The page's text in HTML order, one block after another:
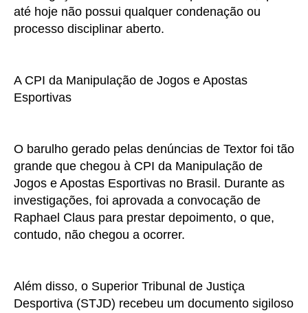
até hoje não possui qualquer condenação ou
processo disciplinar aberto.
A CPI da Manipulação de Jogos e Apostas
Esportivas
O barulho gerado pelas denúncias de Textor foi tão
grande que chegou à CPI da Manipulação de
Jogos e Apostas Esportivas no Brasil. Durante as
investigações, foi aprovada a convocação de
Raphael Claus para prestar depoimento, o que,
contudo, não chegou a ocorrer.
Além disso, o Superior Tribunal de Justiça
Desportiva (STJD) recebeu um documento sigiloso